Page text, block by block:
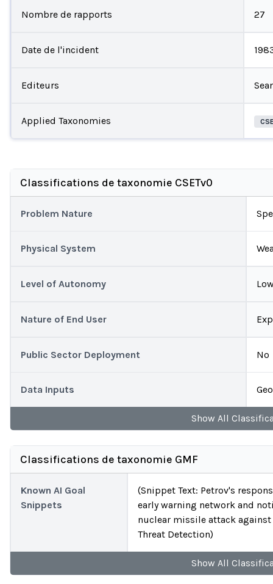
Nombre de rapports 27
Date de l'incident
Editeurs
Applied Taxonomies
Classifications de taxonomie CSETv0
Problem Nature
Physical System
Level of Autonomy
Nature of End User
Public Sector Deployment No
Data Inputs
Show All
Classifications de taxonomie GMF
Known AI Goal
Snippets
(Snippet Text: Petrov's
early warning network and
nuclear missile attack
Threat Detection)
Show All